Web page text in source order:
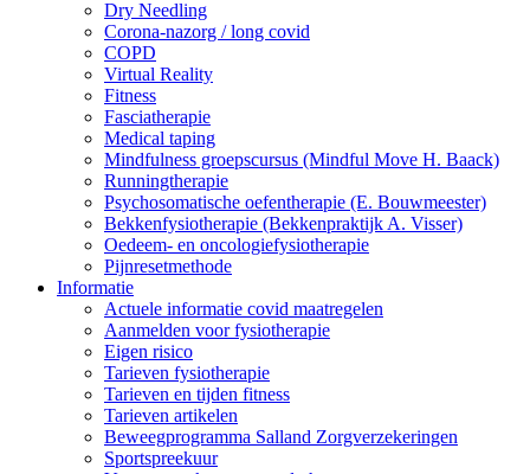
Dry Needling
Corona-nazorg / long covid
COPD
Virtual Reality
Fitness
Fasciatherapie
Medical taping
Mindfulness groepscursus (Mindful Move H. Baack)
Runningtherapie
Psychosomatische oefentherapie (E. Bouwmeester)
Bekkenfysiotherapie (Bekkenpraktijk A. Visser)
Oedeem- en oncologiefysiotherapie
Pijnresetmethode
Informatie
Actuele informatie covid maatregelen
Aanmelden voor fysiotherapie
Eigen risico
Tarieven fysiotherapie
Tarieven en tijden fitness
Tarieven artikelen
Beweegprogramma Salland Zorgverzekeringen
Sportspreekuur